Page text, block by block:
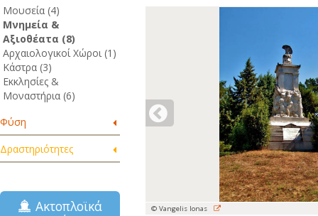
Μουσεία (4)
Μνημεία &
Αξιοθέατα (8)
Αρχαιολογικοί Χώροι (1)
Κάστρα (3)
Εκκλησίες &
Μοναστήρια (6)
Φύση
Δραστηριότητες
Ακτοπλοϊκά
© Vangelis Ionas